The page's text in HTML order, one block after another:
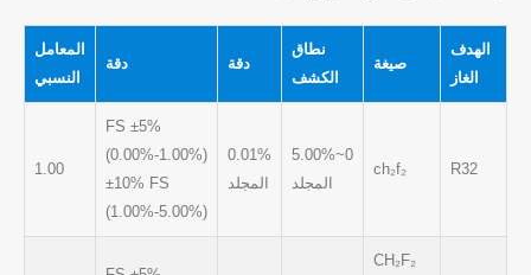
الهدف
الغاز
صيغة
نطاق
الكشف
دقة دقة
المعامل
النسبي
R32
ch₂f₂
0~5.00%
المجلد
0.01%
المجلد
±5% FS
(0.00%-1.00%)
±10% FS
(1.00%-5.00%)
1.00
CH₂F₂